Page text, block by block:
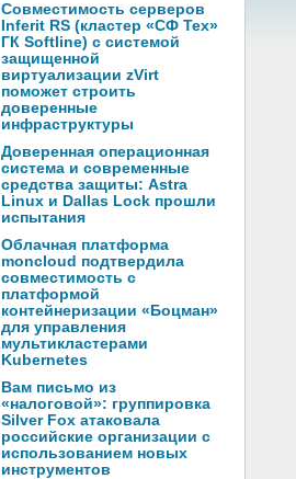
Совместимость серверов
Inferit RS (кластер «СФ Тех»
ГК Softline) с системой
защищенной
виртуализации zVirt
поможет строить
доверенные
инфраструктуры
Доверенная операционная
система и современные
средства защиты: Astra
Linux и Dallas Lock прошли
испытания
Облачная платформа
moncloud подтвердила
совместимость с
платформой
контейнеризации «Боцман»
для управления
мультикластерами
Kubernetes
Вам письмо из
«налоговой»: группировка
Silver Fox атаковала
российские организации с
использованием новых
инструментов